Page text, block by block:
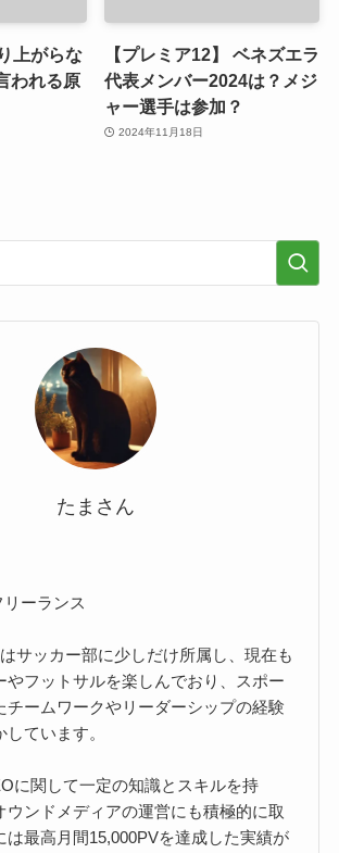
上がらな
われる原
【プレミア12】 ベネズエラ
代表メンバー2024は？メジ
ャー選手は参加？
2024年11月18日
たまさん
ーランス
サッカー部に少しだけ所属し、現在も
やフットサルを楽しんでおり、スポー
チームワークやリーダーシップの経験
ています。
に関して一定の知識とスキルを持
ウンドメディアの運営にも積極的に取
は最高月間15,000PVを達成した実績が